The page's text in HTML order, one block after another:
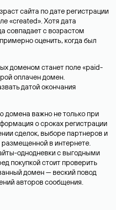
сайта по дате регистрации
«created». Хотя дата
совпадает с возрастом
оценить, когда был
доменом станет поле «paid-
оплачен домен.
датой окончания
домена важно не только при
о сроках регистрации
сделок, выборе партнеров и
в интернете.
однодневки с выгодными
покупкой стоит проверить
домен — веский повод
авторов сообщения.